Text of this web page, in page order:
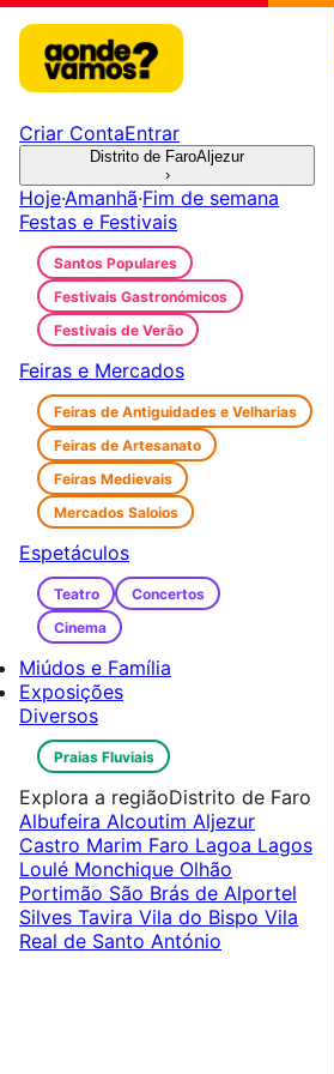
Criar ContaEntrar
Distrito de FaroAljezur
›
Hoje·Amanhã·Fim de semana
Festas e Festivais
Santos Populares
Festivais Gastronómicos
Festivais de Verão
Feiras e Mercados
Feiras de Antiguidades e Velharias
Feiras de Artesanato
Feiras Medievais
Mercados Saloios
Espetáculos
Teatro
Concertos
Cinema
Miúdos e Família
Exposições
Diversos
Praias Fluviais
Explora a regiãoDistrito de Faro
Albufeira Alcoutim Aljezur
Castro Marim Faro Lagoa Lagos
Loulé Monchique Olhão
Portimão São Brás de Alportel
Silves Tavira Vila do Bispo Vila
Real de Santo António